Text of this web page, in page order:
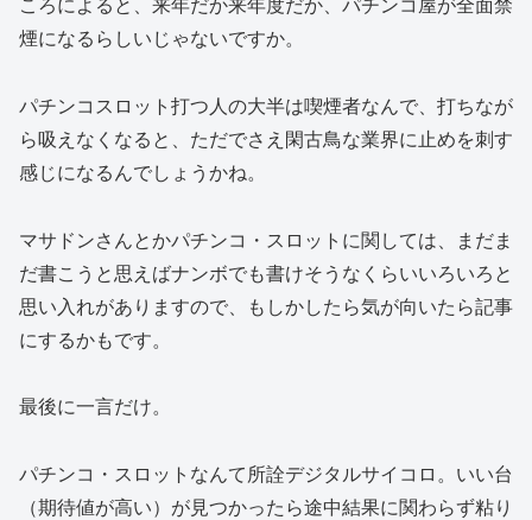
ころによると、来年だか来年度だか、パチンコ屋が全面禁
煙になるらしいじゃないですか。
パチンコスロット打つ人の大半は喫煙者なんで、打ちなが
ら吸えなくなると、ただでさえ閑古鳥な業界に止めを刺す
感じになるんでしょうかね。
マサドンさんとかパチンコ・スロットに関しては、まだま
だ書こうと思えばナンボでも書けそうなくらいいろいろと
思い入れがありますので、もしかしたら気が向いたら記事
にするかもです。
最後に一言だけ。
パチンコ・スロットなんて所詮デジタルサイコロ。いい台
（期待値が高い）が見つかったら途中結果に関わらず粘り